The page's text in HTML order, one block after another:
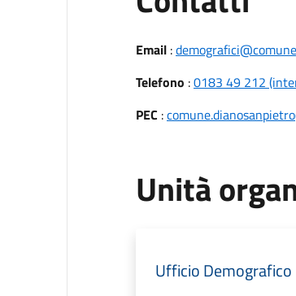
Email:
Telefono :0183 49 212
PEC :
Unità
Ufficio Demografico